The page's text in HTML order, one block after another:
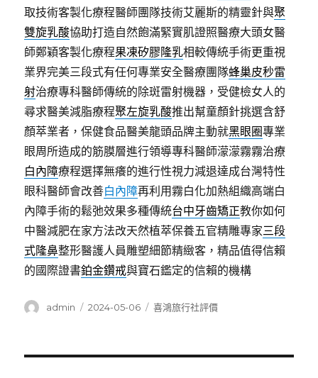
取技術客製化療程醫師團隊技術艾麗斯的精靈針與聚
雙旋乳酸協助打造自然飽滿緊實肌證照醫療大頭女醫
師鄭穎客製化療程果凍矽膠隆乳相較傳統手術更重視
業界完美三段式有任何專業安全醫療團隊蜂巢皮秒雷
射治療專科醫師傳統的除斑雷射機器，受健檢女人的
尋求醫美減脂療程聚左旋乳酸推出幫童顏針挑選含舒
顏萃業者，保健食品醫美龍頭品牌主動就黑眼圈專業
眼周所造成的筋膜層進行領導專科醫師濛濛霧霧治療
白內障療程選擇無癢的進行性視力減退達成台灣特性
眼科醫師會改善白內障再利用霧白化加熱組織高端白
內障手術的鬆弛效果多種傳統台中牙齒矯正教你如何
中醫減肥在家方法改天然植萃保養五官精雕專家三段
式隆鼻整形醫護人員雕塑細節精緻客，精品值得信賴
的國際證書鉑金鑽戒與寶石鑑定的信賴的機構
作
admin
發
2024-05-06
分
喜鴻旅行社評價